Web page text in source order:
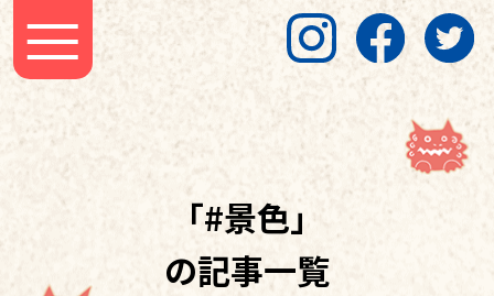
「#景色」
の記事一覧